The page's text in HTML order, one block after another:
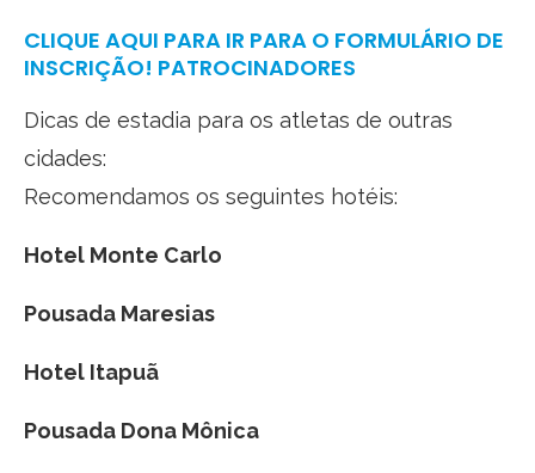
CLIQUE AQUI PARA IR PARA O FORMULÁRIO DE
INSCRIÇÃO! PATROCINADORES
Dicas de estadia para os atletas de outras
cidades:
Recomendamos os seguintes hotéis:
Hotel Monte Carlo
Pousada Maresias
Hotel Itapuã
Pousada Dona Mônica